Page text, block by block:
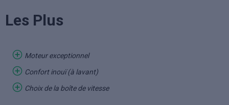
Les Plus
Moteur exceptionnel
Confort inouï (à lavant)
Choix de la boîte de vitesse